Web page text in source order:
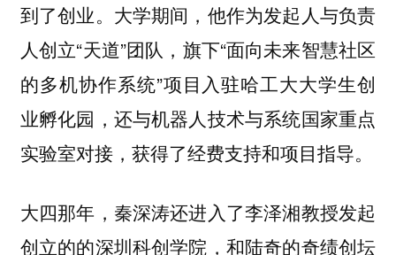
到了创业。大学期间，他作为发起人与负责
人创立“天道”团队，旗下“面向未来智慧社区
的多机协作系统”项目入驻哈工大大学生创
业孵化园，还与机器人技术与系统国家重点
实验室对接，获得了经费支持和项目指导。
大四那年，秦深涛还进入了李泽湘教授发起
创立的的深圳科创学院，和陆奇的奇绩创坛